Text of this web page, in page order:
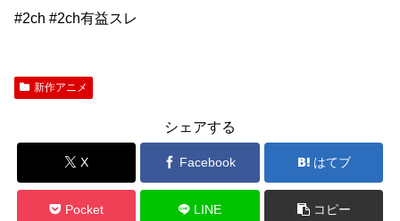
#2ch #2ch有益スレ
新作アニメ
シェアする
X Facebook はてブ
Pocket LINE コピー